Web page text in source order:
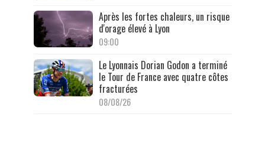
Après les fortes chaleurs, un risque
d'orage élevé à Lyon
09:00
Le Lyonnais Dorian Godon a terminé
le Tour de France avec quatre côtes
fracturées
08/08/26